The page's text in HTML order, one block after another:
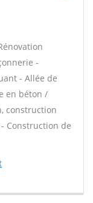
-
- Allée de
en béton /
construction
Construction de